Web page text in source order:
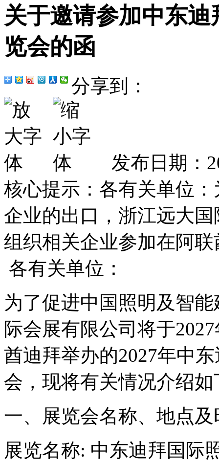
关于邀请参加中东
览会的函
分享到：
发布日期：
核心提示：各有关单位
企业的出口，浙江远大
组织相关企业参加在阿
各有关单位：
为了促进中国照明及智
际会展有限公司将于
酋迪拜举办的2027年中
会，现将有关情况介绍如
一、展览会名称、地点及
展览名称: 中东迪拜国际